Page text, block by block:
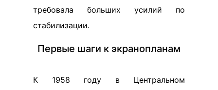
требовала больших усилий по
стабилизации.
Первые шаги к экранопланам
К 1958 году в Центральном